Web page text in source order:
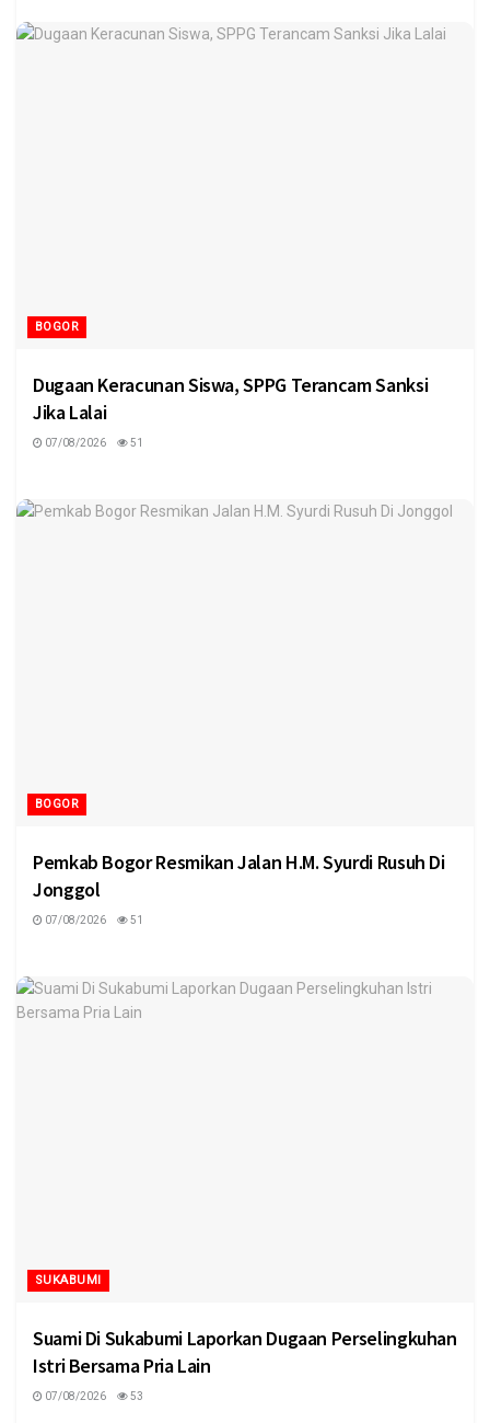
BOGOR
Dugaan Keracunan Siswa, SPPG Terancam Sanksi
Jika Lalai
07/08/2026 51
BOGOR
Pemkab Bogor Resmikan Jalan H.M. Syurdi Rusuh Di
Jonggol
07/08/2026 51
SUKABUMI
Suami Di Sukabumi Laporkan Dugaan Perselingkuhan
Istri Bersama Pria Lain
07/08/2026 53